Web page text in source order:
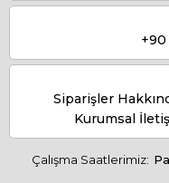
+90
Siparişler
Kurumsal
Çalışma Saatlerimiz: